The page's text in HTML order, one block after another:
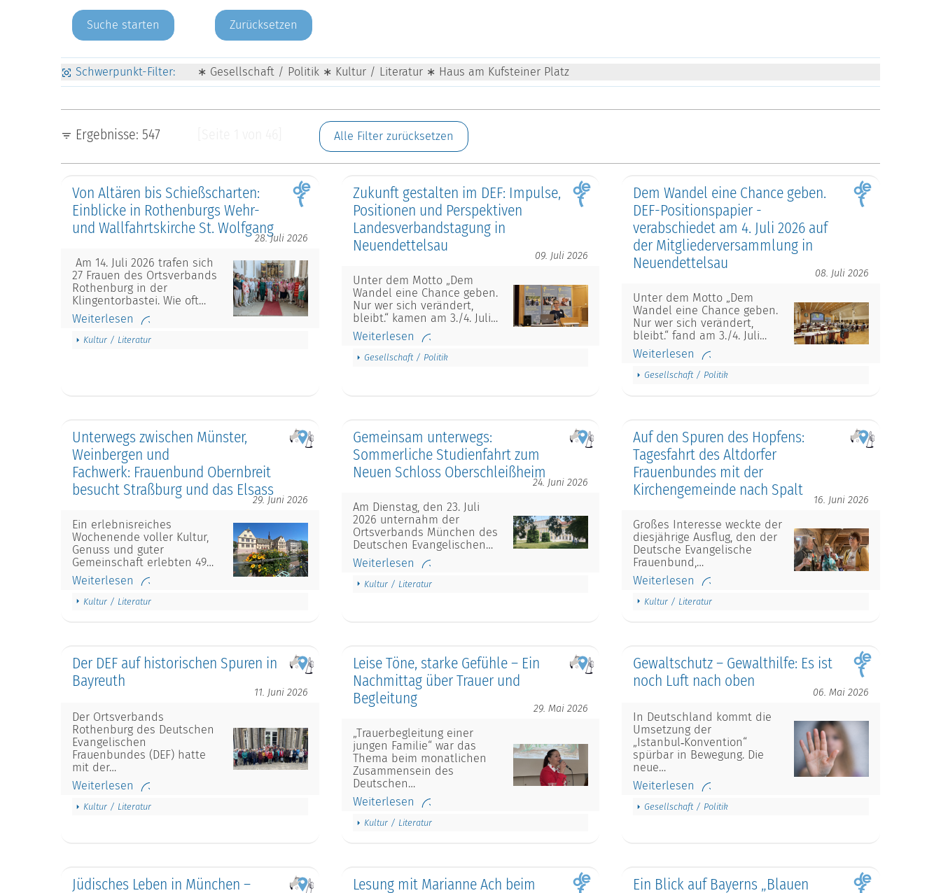
Zurücksetzen
Schwerpunkt-Filter: ∗ Gesellschaft / Politik ∗ Kultur / Literatur ∗ Haus am Kufsteiner Platz
Ergebnisse: 547 Alle Filter zurücksetzen
Von Altären bis Schießscharten:
Einblicke in Rothenburgs Wehr-
und Wallfahrtskirche St. Wolfgang
28. Juli 2026
Am 14. Juli 2026 trafen sich
27 Frauen des Ortsverbands
Rothenburg in der
Klingentorbastei. Wie oft…
Weiterlesen
Kultur / Literatur
Zukunft gestalten im DEF: Impulse,
Positionen und Perspektiven
Landesverbandstagung in
Neuendettelsau
09. Juli 2026
Unter dem Motto „Dem
Wandel eine Chance geben.
Nur wer sich verändert,
bleibt.“ kamen am 3./4. Juli…
Weiterlesen
Gesellschaft / Politik
Dem Wandel eine Chance geben.
DEF-Positionspapier -
verabschiedet am 4. Juli 2026 auf
der Mitgliederversammlung in
Neuendettelsau
08. Juli 2026
Unter dem Motto „Dem
Wandel eine Chance geben.
Nur wer sich verändert,
bleibt.“ fand am 3./4. Juli…
Weiterlesen
Gesellschaft / Politik
Unterwegs zwischen Münster,
Weinbergen und
Fachwerk: Frauenbund Obernbreit
besucht Straßburg und das Elsass
29. Juni 2026
Ein erlebnisreiches
Wochenende voller Kultur,
Genuss und guter
Gemeinschaft erlebten 49…
Weiterlesen
Kultur / Literatur
Gemeinsam unterwegs:
Sommerliche Studienfahrt zum
Neuen Schloss Oberschleißheim
24. Juni 2026
Am Dienstag, den 23. Juli
2026 unternahm der
Ortsverbands München des
Deutschen Evangelischen…
Weiterlesen
Kultur / Literatur
Auf den Spuren des Hopfens:
Tagesfahrt des Altdorfer
Frauenbundes mit der
Kirchengemeinde nach Spalt
16. Juni 2026
Großes Interesse weckte der
diesjährige Ausflug, den der
Deutsche Evangelische
Frauenbund,…
Weiterlesen
Kultur / Literatur
Der DEF auf historischen Spuren in
Bayreuth
11. Juni 2026
Der Ortsverbands
Rothenburg des Deutschen
Evangelischen
Frauenbundes (DEF) hatte
mit der…
Weiterlesen
Kultur / Literatur
Leise Töne, starke Gefühle – Ein
Nachmittag über Trauer und
Begleitung
29. Mai 2026
„Trauerbegleitung einer
jungen Familie“ war das
Thema beim monatlichen
Zusammensein des
Deutschen…
Weiterlesen
Kultur / Literatur
Gewaltschutz – Gewalthilfe: Es ist
noch Luft nach oben
06. Mai 2026
In Deutschland kommt die
Umsetzung der
„Istanbul‑Konvention“
spürbar in Bewegung. Die
neue…
Weiterlesen
Gesellschaft / Politik
Jüdisches Leben in München – Lesung mit Marianne Ach beim Ein Blick auf Bayerns „Blauen